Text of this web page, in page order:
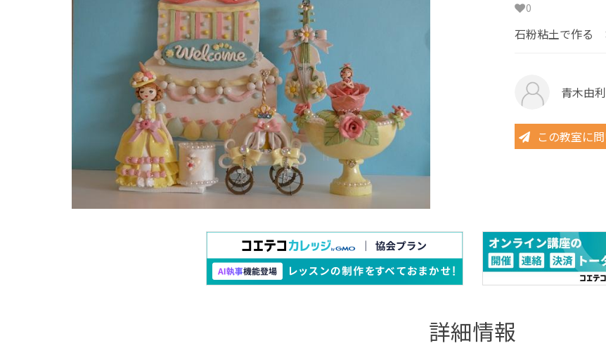
0
石粉粘土で作る
青木由
この教室に
詳細情報